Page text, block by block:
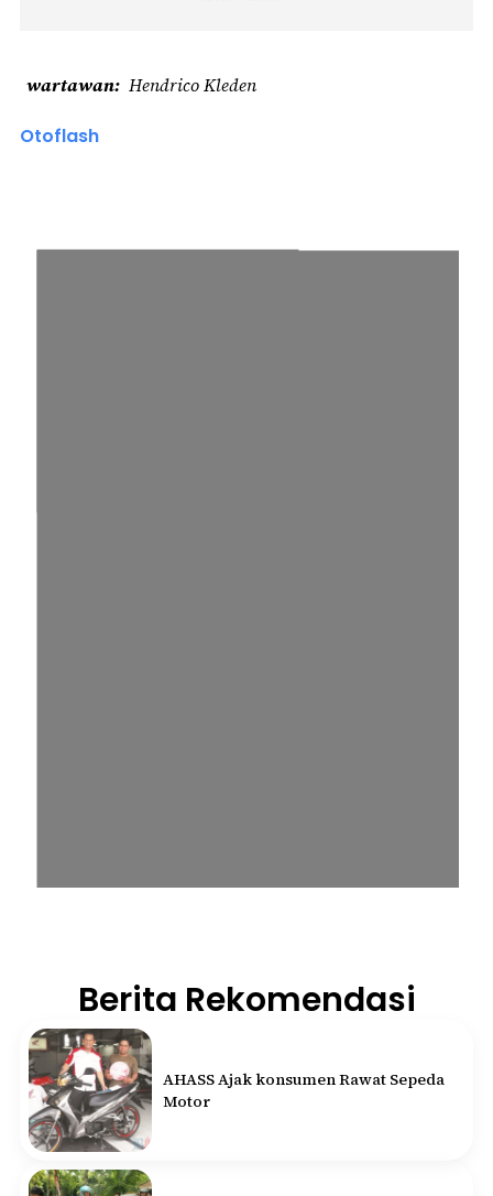
wartawan Hendrico Kleden
Otoflash
Berita Rekomendasi
AHASS Ajak konsumen Rawat Sepeda
Motor